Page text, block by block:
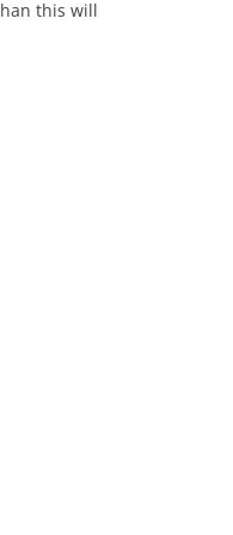
this will